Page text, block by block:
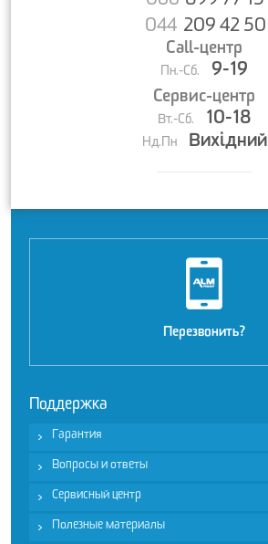
044 209 42 50
Call-центр
Пн.-Сб. 9-19
Сервис-центр
Вт.-Сб. 10-18
Нд.Пн Вихідний
Перезвонить?
Поддержка
Гарантия
Вопросы и ответы
Сервисный центр
Полезные материалы